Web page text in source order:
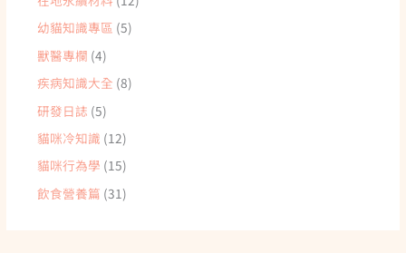
幼貓知識專區 (5)
獸醫專欄 (4)
疾病知識大全 (8)
研發日誌 (5)
貓咪冷知識 (12)
貓咪行為學 (15)
飲食營養篇 (31)